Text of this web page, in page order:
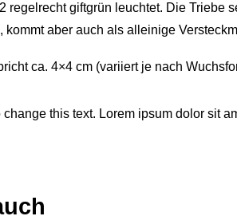
regelrecht giftgrün leuchtet. Die
aber auch als alleinige
ca. 4×4 cm (variiert je nach
change this text. Lorem ipsum dolor